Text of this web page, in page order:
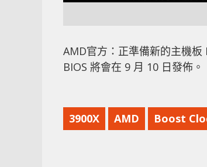
AMD官方：正準備新的主機
BIOS 將會在 9 月 10 日發佈。
3900X AMD Boost